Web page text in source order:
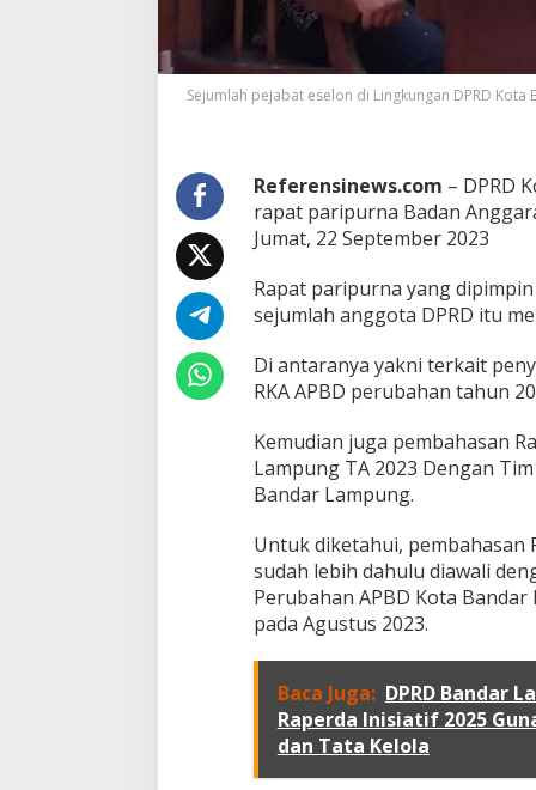
n
B
a
R
K
A
A
B
D
r
u
a
h
n
0
2
3
Sejumlah pejabat eselon di Lingkungan DPRD
Referensinews.com – DPRD
rapat paripurna Badan
Jumat, 22 September 2023
Rapat paripurna yang
sejumlah anggota DPRD itu
Di antaranya yakni terkait
RKA APBD perubahan tahun
Kemudian juga pembahasan
Lampung TA 2023 Dengan
Bandar Lampung.
Untuk diketahui, pembahasan
sudah lebih dahulu diawali
Perubahan APBD Kota
pada Agustus 2023.
Baca Juga: DPRD Bandar
Raperda Inisiatif 2025
dan Tata Kelola